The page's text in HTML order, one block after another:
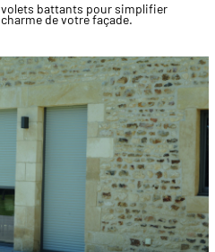
volets battants pour simplifier
de votre façade.